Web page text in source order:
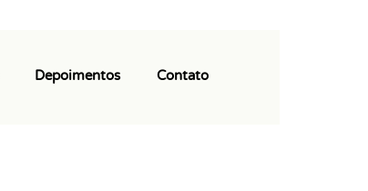
Depoimentos Contato